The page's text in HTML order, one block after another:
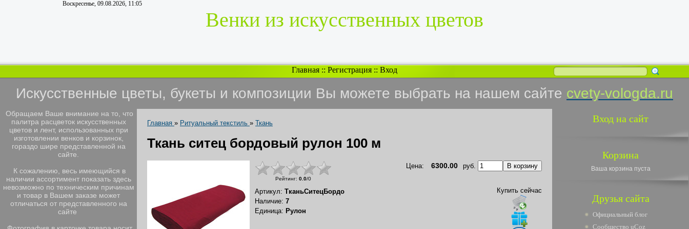
Воскресенье, 09.08.2026, 11:05
Венки из искусственных цветов
Главная :: Регистрация :: Вход
Искусственные цветы, букеты и композиции Вы можете выбрать на нашем сайте cvety-vologda.ru
Обращаем Ваше внимание на то, что
палитра расцветок искусственных
цветов и лент, использованных при
изготовлении венков и корзинок,
гораздо шире представленной на
сайте.
К сожалению, весь имеющийся в
наличии ассортимент показать здесь
невозможно по техническим причинам
и товар в Вашем заказе может
отличаться от представленного на
сайте
Главная » Ритуальный текстиль » Ткань
Ткань ситец бордовый рулон 100 м
Рейтинг: 0.0/0
Цена: 6300.00 руб.
Артикул: ТканьСитецБордо
Наличие: 7
Единица: Рулон
Купить сейчас
Вход на сайт
Корзина
Ваша корзина пуста
Друзья сайта
Официальный блог
Сообщество uCoz